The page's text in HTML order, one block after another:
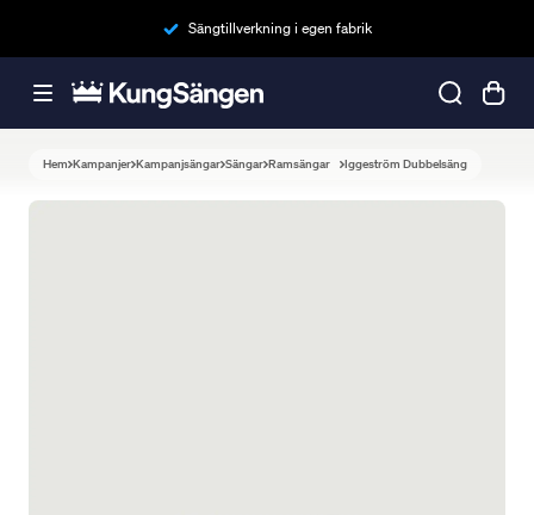
Sängtillverkning i egen fabrik
Hem Kampanjer Kampanjsängar Sängar Ramsängar Iggeström Dubbelsäng